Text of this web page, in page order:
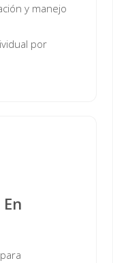
y manejo
por